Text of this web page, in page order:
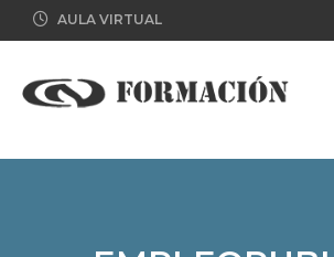
AULA VIRTUAL